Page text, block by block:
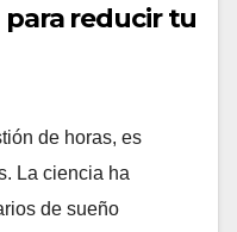
reducir tu
de horas, es
La ciencia ha
de sueño